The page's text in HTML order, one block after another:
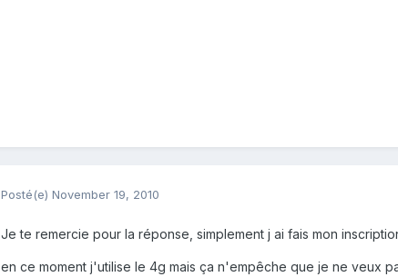
Posté(e) November 19, 2010
Je te remercie pour la réponse, simplement j ai fais mon
en ce moment j'utilise le 4g mais ça n'empêche que je ne veux